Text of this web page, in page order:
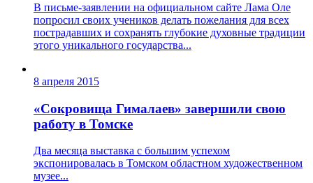
В письме-заявлении на официальном сайте Лама Оле
попросил своих учеников делать пожелания для всех
пострадавших и сохранять глубокие духовные традиции
этого уникального государства...
8 апреля 2015
«Сокровища Гималаев» завершили свою
работу в Томске
Два месяца выставка с большим успехом
экспонировалась в Томском областном художественном
музее...